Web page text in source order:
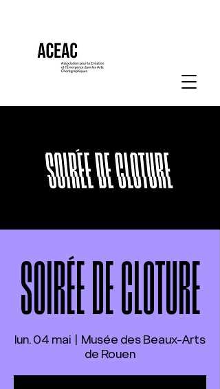
SOIRÉE DE CLOTURE
lun. 04 mai
  |
Musée des Beaux-Arts
de Rouen